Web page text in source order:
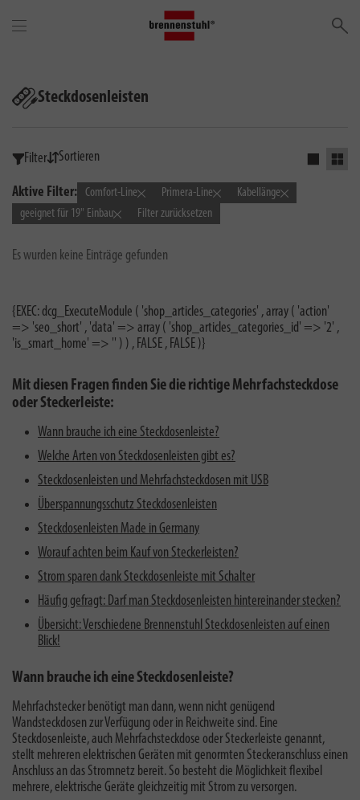
Steckdosenleisten
Filter Sortieren Einfaches
Grid
Aktive Filter:
Comfort-Line Primera-Line
Kabellänge
geeignet für 19" Einbau
Filter zurücksetzen
Es wurden keine Einträge gefunden
{EXEC: dcg_ExecuteModule ( 'shop_articles_categories' , array ( 'action'
=> 'seo_short' , 'data' => array ( 'shop_articles_categories_id' => '2' ,
'is_smart_home' => '' ) ) , FALSE , FALSE )}
Mit diesen Fragen finden Sie die richtige Mehrfachsteckdose
oder Steckerleiste:
Wann brauche ich eine Steckdosenleiste?
Welche Arten von Steckdosenleisten gibt es?
Steckdosenleisten und Mehrfachsteckdosen mit USB
Überspannungsschutz Steckdosenleisten
Steckdosenleisten Made in Germany
Worauf achten beim Kauf von Steckerleisten?
Strom sparen dank Steckdosenleiste mit Schalter
Häufig gefragt: Darf man Steckdosenleisten hintereinander stecken?
Übersicht: Verschiedene Brennenstuhl Steckdosenleisten auf einen
Blick!
Wann brauche ich eine Steckdosenleiste?
Mehrfachstecker benötigt man dann, wenn nicht genügend
Wandsteckdosen zur Verfügung oder in Reichweite sind. Eine
Steckdosenleiste, auch Mehrfachsteckdose oder Steckerleiste genannt,
stellt mehreren elektrischen Geräten mit genormten Steckeranschluss einen
Anschluss an das Stromnetz bereit. So besteht die Möglichkeit flexibel
mehrere, elektrische Geräte gleichzeitig mit Strom zu versorgen.